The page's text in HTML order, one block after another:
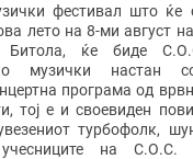
фестивал што
лето на 8-ми август
Битола, ќе биде
музички настан
програма од
тој е и своевиден
турбофолк,
на С.О.С.